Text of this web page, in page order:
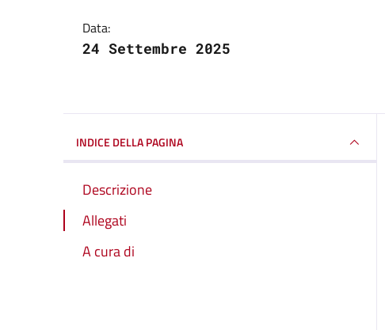
Data:
24 Settembre 2025
INDICE DELLA PAGINA
Descrizione
Allegati
A cura di